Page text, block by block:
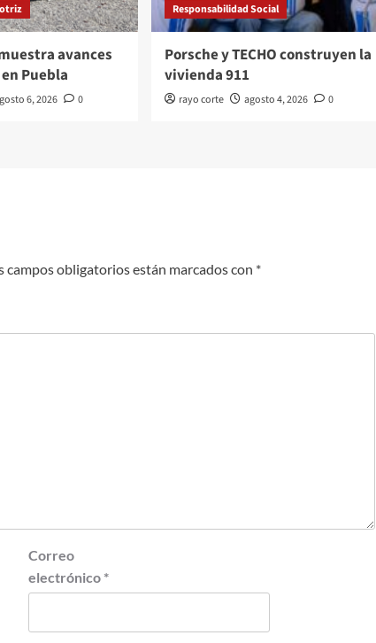
avances
Puebla
6, 2026 0
Responsabilidad Social
Porsche y TECHO construyen la
vivienda 911
rayo corte agosto 4, 2026 0
campos obligatorios están marcados con *
Correo
electrónico *